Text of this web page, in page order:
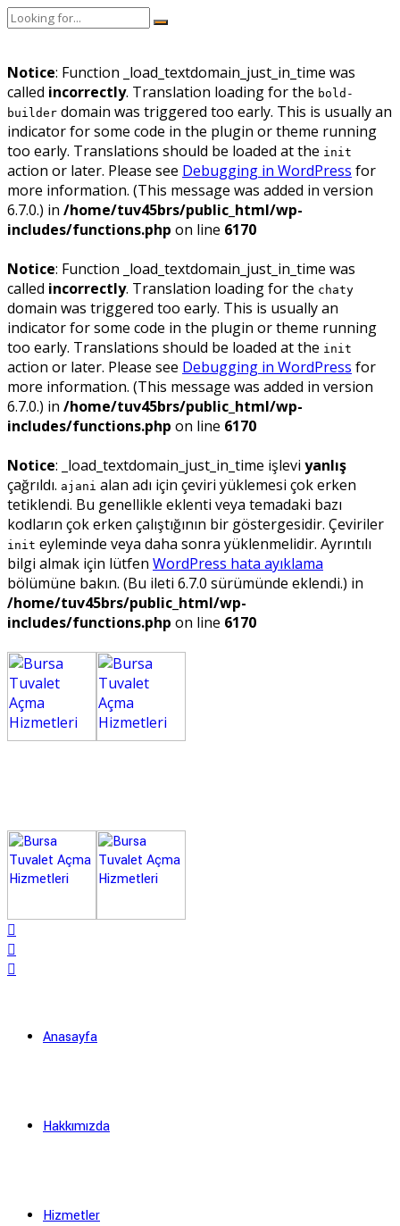
Notice: Function _load_textdomain_just_in_time was
called incorrectly. Translation loading for the bold-
builder domain was triggered too early. This is usually an
indicator for some code in the plugin or theme running
too early. Translations should be loaded at the init
action or later. Please see Debugging in WordPress for
more information. (This message was added in version
6.7.0.) in /home/tuv45brs/public_html/wp-
includes/functions.php on line 6170
Notice: Function _load_textdomain_just_in_time was
called incorrectly. Translation loading for the chaty
domain was triggered too early. This is usually an
indicator for some code in the plugin or theme running
too early. Translations should be loaded at the init
action or later. Please see Debugging in WordPress for
more information. (This message was added in version
6.7.0.) in /home/tuv45brs/public_html/wp-
includes/functions.php on line 6170
Notice: _load_textdomain_just_in_time işlevi yanlış
çağrıldı. ajani alan adı için çeviri yüklemesi çok erken
tetiklendi. Bu genellikle eklenti veya temadaki bazı
kodların çok erken çalıştığının bir göstergesidir. Çeviriler
init eyleminde veya daha sonra yüklenmelidir. Ayrıntılı
bilgi almak için lütfen WordPress hata ayıklama
bölümüne bakın. (Bu ileti 6.7.0 sürümünde eklendi.) in
/home/tuv45brs/public_html/wp-
includes/functions.php on line 6170
Anasayfa
Hakkımızda
Hizmetler